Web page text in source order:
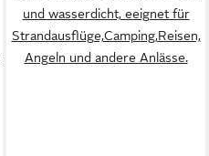
und wasserdicht, eeignet für
Strandausflüge,Camping,Reisen,
Angeln und andere Anlässe.